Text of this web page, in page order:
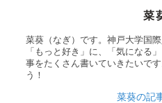
菜
菜葵（なぎ）です。神戸大学国
「もっと好き」に、「気になる
事をたくさん書いていきたいで
う！
菜葵の記